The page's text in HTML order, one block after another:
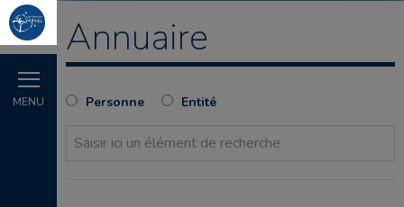
MENU
Annuaire
Personne Entité